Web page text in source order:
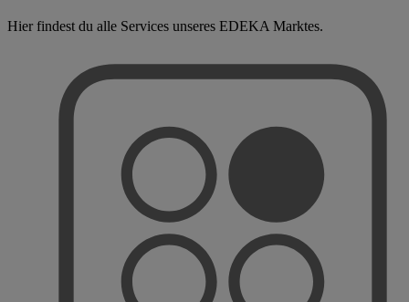
Hier findest du alle Services unseres EDEKA Marktes.